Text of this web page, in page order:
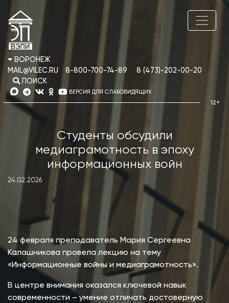
ВОРОНЕЖ
MAIL@VILEC.RU
8-800-700-74-89
8 (473)-202-00-20
ПОИСК
ВЕРСИЯ ДЛЯ СЛАБОВИДЯЩИХ
Студенты обсудили
медиаграмотность в эпоху
информационных войн
24.02.2026
24 февраля преподаватель Мария Сергеевна
Калашникова провела лекцию на тему
«Информационные войны и медиаграмотность».
В центре внимания оказался ключевой навык
современности – умение отличать достоверную